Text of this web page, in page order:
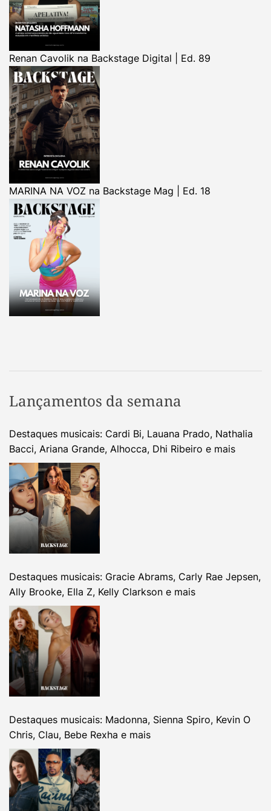
Renan Cavolik na Backstage Digital | Ed. 89
MARINA NA VOZ na Backstage Mag | Ed. 18
Lançamentos da semana
Destaques musicais: Cardi Bi, Lauana Prado, Nathalia
Bacci, Ariana Grande, Alhocca, Dhi Ribeiro e mais
Destaques musicais: Gracie Abrams, Carly Rae Jepsen,
Ally Brooke, Ella Z, Kelly Clarkson e mais
Destaques musicais: Madonna, Sienna Spiro, Kevin O
Chris, Clau, Bebe Rexha e mais